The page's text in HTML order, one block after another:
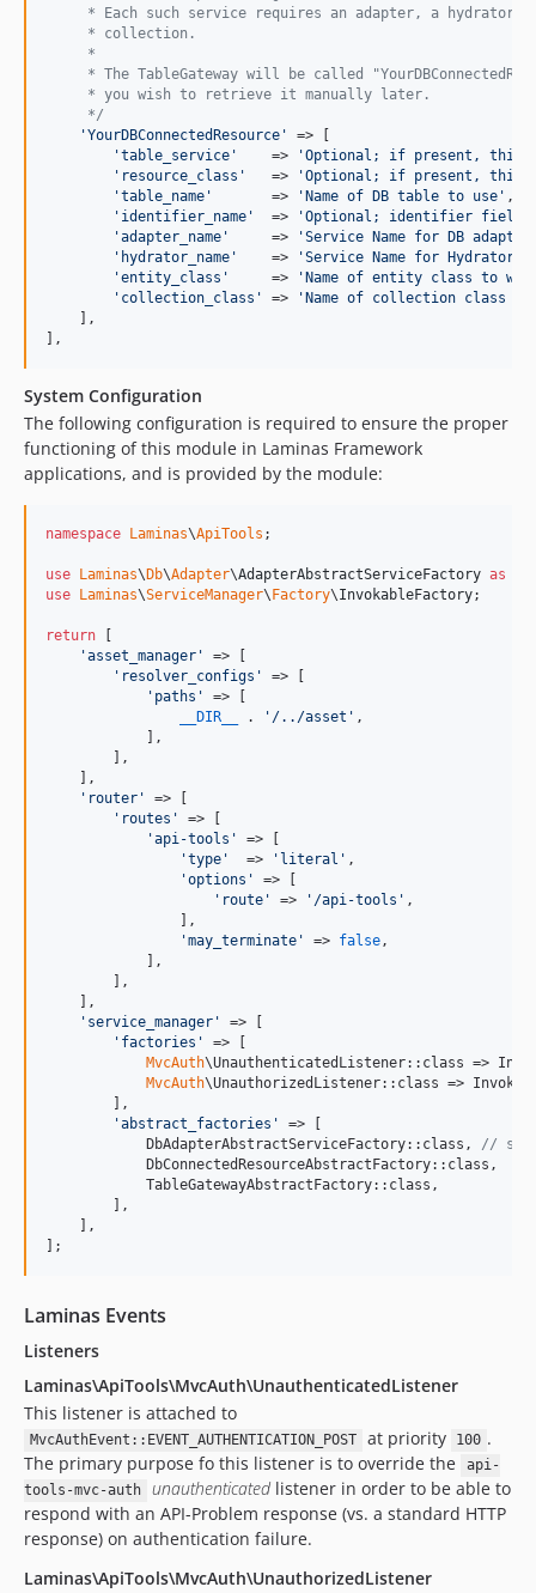
* Each such service requires an adapter, a hydrator,
     * collection.
     *
* The TableGateway will be called
     * you wish to retrieve it manually later.
     */
'YourDBConnectedResource '
=> [
'table_service '
    =>
'Optional; if present, this
' resource_class '
   =>
'Optional; if present, this
'table_name '
       =>
' Name of DB table to use ' ,
' identifier_name '
  =>
'Optional; identifier field
'adapter_name '
     =>
'Service Name for DB
' hydrator_name '
    =>
'Service Name for Hydrator
'entity_class '
     =>
' Name of entity class to
' collection_class ' => ' Name of collection class
    ],
],
System Configuration
The following configuration is required to ensure the proper
functioning of this module in Laminas Framework
applications, and is provided by the module:
namespace Laminas\ApiTools ;
use Laminas\ Db\Adapter\AdapterAbstractServiceFactory as
use
Laminas\ServiceManager\ Factory\InvokableFactory;
return
'asset_manager '
=> [
' resolver_configs '
=> [
' paths '
=> [
__DIR__
. ' /../asset ' ,
            ],
        ],
    ],
' router '
=> [
' routes '
=> [
'api-tools '
=> [
'type '
  =>
' literal ' ,
'options '
=> [
' route ' => ' /api-tools ' ,
                ],
'may_terminate ' => false,
            ],
        ],
    ],
' service_manager '
=> [
' factories '
=> [
MvcAuth\UnauthenticatedListener::class =>
MvcAuth\UnauthorizedListener::class =>
        ],
'abstract_factories '
=> [
            DbAdapterAbstractServiceFactory::class,
// so
            DbConnectedResourceAbstractFactory::class,
            TableGatewayAbstractFactory::class,
        ],
    ],
];
Laminas Events
Listeners
Laminas\ApiTools\MvcAuth\UnauthenticatedListener
This listener is attached to
MvcAuthEvent::EVENT_AUTHENTICATION_POST at priority 100 .
The primary purpose fo this listener is to override the
api-
tools-mvc-auth
unauthenticatedlistener in order to be able to
respond with an API-Problem response (vs. a standard HTTP
response) on authentication failure.
Laminas\ApiTools\MvcAuth\UnauthorizedListener